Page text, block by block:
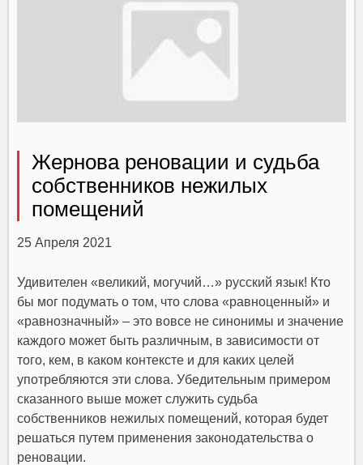
Жернова реновации и судьба
собственников нежилых
помещений
25 Апреля 2021
Удивителен «великий, могучий…» русский язык! Кто
бы мог подумать о том, что слова «равноценный» и
«равнозначный» – это вовсе не синонимы и значение
каждого может быть различным, в зависимости от
того, кем, в каком контексте и для каких целей
употребляются эти слова. Убедительным примером
сказанного выше может служить судьба
собственников нежилых помещений, которая будет
решаться путем применения законодательства о
реновации.